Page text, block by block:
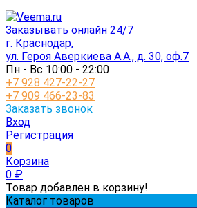
Заказывать онлайн 24/7
г. Краснодар,
ул. Героя Аверкиева А.А., д. 30, оф.7
Пн - Вс 10:00 - 22:00
+7 928 427-22-27
+7 909 466-23-83
Заказать звонок
Вход
Регистрация
0
Корзина
0 ₽
Товар добавлен в корзину!
Каталог товаров